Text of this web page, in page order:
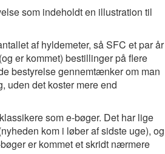
som indeholdt en illustration til
af hyldemeter, så SFC et par år
er kommet) bestillinger på flere
bestyrelse gennemtænker om man
uden det koster mere end
som e-bøger. Det har lige
kom i løber af sidste uge), og
er kommet et skridt nærmere